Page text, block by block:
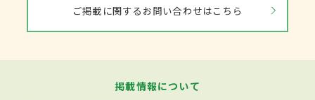
ご掲載に関するお問い合わせはこちら
掲載情報について